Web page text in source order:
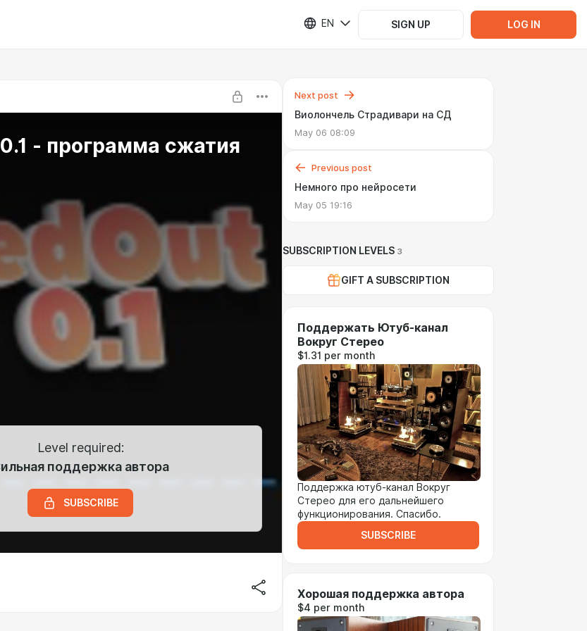
EN SIGN UP LOG IN
0.1 - программа сжатия
Level required:
поддержка автора
SUBSCRIBE
Next post
Виолончель Страдивари на СД
May 06 08:09
Previous post
Немного про нейросети
May 05 19:16
SUBSCRIPTION LEVELS 3
GIFT A SUBSCRIPTION
Поддержать Ютуб-канал
Вокруг Стерео
$1.31 per month
Поддержка ютуб-канал Вокруг
Стерео для его дальнейшего
функционирования. Спасибо.
SUBSCRIBE
Хорошая поддержка автора
$4 per month